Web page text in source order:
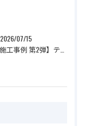
2026/07/15